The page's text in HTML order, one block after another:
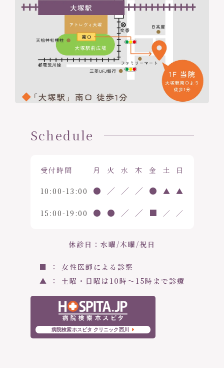
Schedule
受付時間 月 火 水 木 金 土 日
10:00-13:00 ● ／ ／ ／ ● ▲ ▲
15:00-19:00 ● ● ／ ／ ■ ／ ／
休診日：水曜/木曜/祝日
■ ： 女性医師による診察
▲ ： 土曜・日曜は10時〜15時まで診療
病院検索ホスピタ クリニック西川